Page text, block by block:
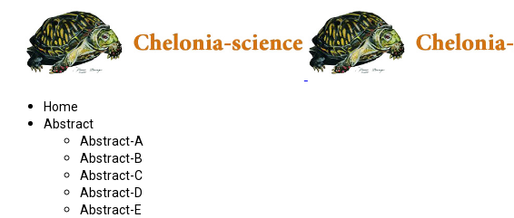
Home
Abstract
Abstract-A
Abstract-B
Abstract-C
Abstract-D
Abstract-E